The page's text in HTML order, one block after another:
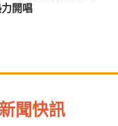
開唱
新聞快訊